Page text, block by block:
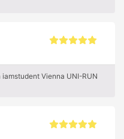
Vienna UNI-RUN